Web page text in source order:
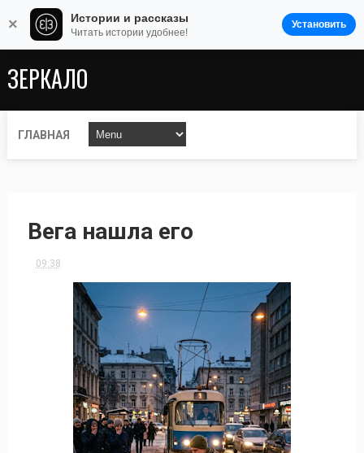
ЗЕРКАЛО
ГЛАВНАЯ
Вега нашла его
09:38
× Истории и рассказы
Читать истории удобнее!
Установить